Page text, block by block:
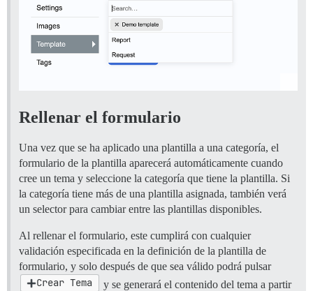
Rellenar el formulario
Una vez que se ha aplicado una plantilla a una categoría, el
formulario de la plantilla aparecerá automáticamente cuando
cree un tema y seleccione la categoría que tiene la plantilla. Si
la categoría tiene más de una plantilla asignada, también verá
un selector para cambiar entre las plantillas disponibles.
Al rellenar el formulario, este cumplirá con cualquier
validación especificada en la definición de la plantilla de
formulario, y solo después de que sea válido podrá pulsar
Crear Tema
y se generará el contenido del tema a partir